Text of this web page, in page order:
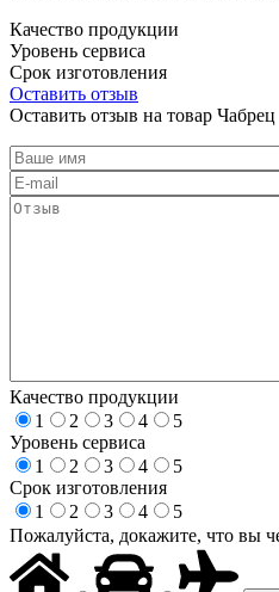
Качество продукции
Уровень сервиса
Срок изготовления
Оставить отзыв
Оставить отзыв на товар Чабрец
Качество продукции
1
2 3 4
5
Уровень сервиса
1
2 3 4
5
Срок изготовления
1
2 3 4
5
Пожалуйста, докажите, что вы